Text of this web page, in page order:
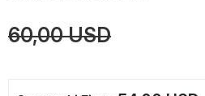
60,00 USD